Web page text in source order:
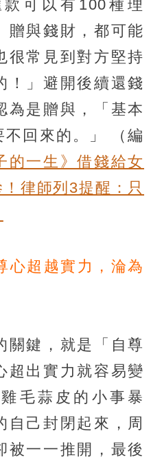
可以有100種理
贈與錢財，都可能
很常見到對方堅持
！」避開後續還錢
為是贈與，「基本
不回來的。」
（編
的一生》借錢給女
律師列3提醒：只
心超越實力，淪為
關鍵，就是「自尊
超出實力就容易變
毛蒜皮的小事暴
自己封閉起來，周
被一一推開，最後